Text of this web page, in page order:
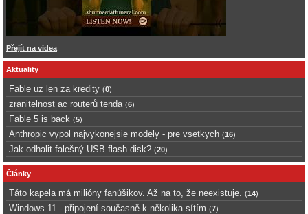
Přejít na videa
Aktuality
Fable uz len za kredity (0)
zranitelnost ac routerů tenda (6)
Fable 5 is back (5)
Anthropic vypol najvykonejsie modely - pre vsetkych (16)
Jak odhalit falešný USB flash disk? (20)
Články
Táto kapela má milióny fanúšikov. Až na to, že neexistuje. (14)
Windows 11 - připojení současně k několika sítím (7)